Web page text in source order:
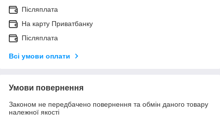
Післяплата
На карту Приватбанку
Післяплата
Всі умови оплати
Умови повернення
Законом не передбачено повернення та обмін даного товару
належної якості